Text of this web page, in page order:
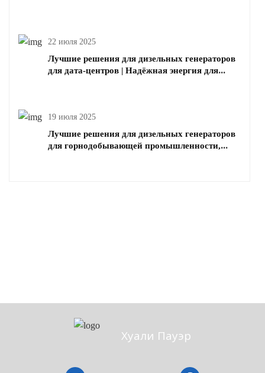
22 июля 2025
Лучшие решения для дизельных генераторов
для дата-центров | Надёжная энергия для
19 июля 2025
Лучшие решения для дизельных генераторов
для горнодобывающей промышленности,
Хуали Пауэр